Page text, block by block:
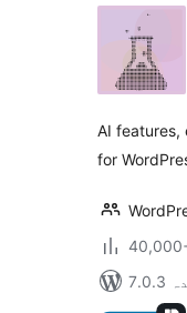
AI features,
for